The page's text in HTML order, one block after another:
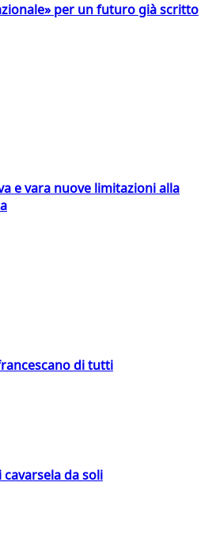
per un futuro già scritto
e vara nuove limitazioni alla
di tutti
da soli